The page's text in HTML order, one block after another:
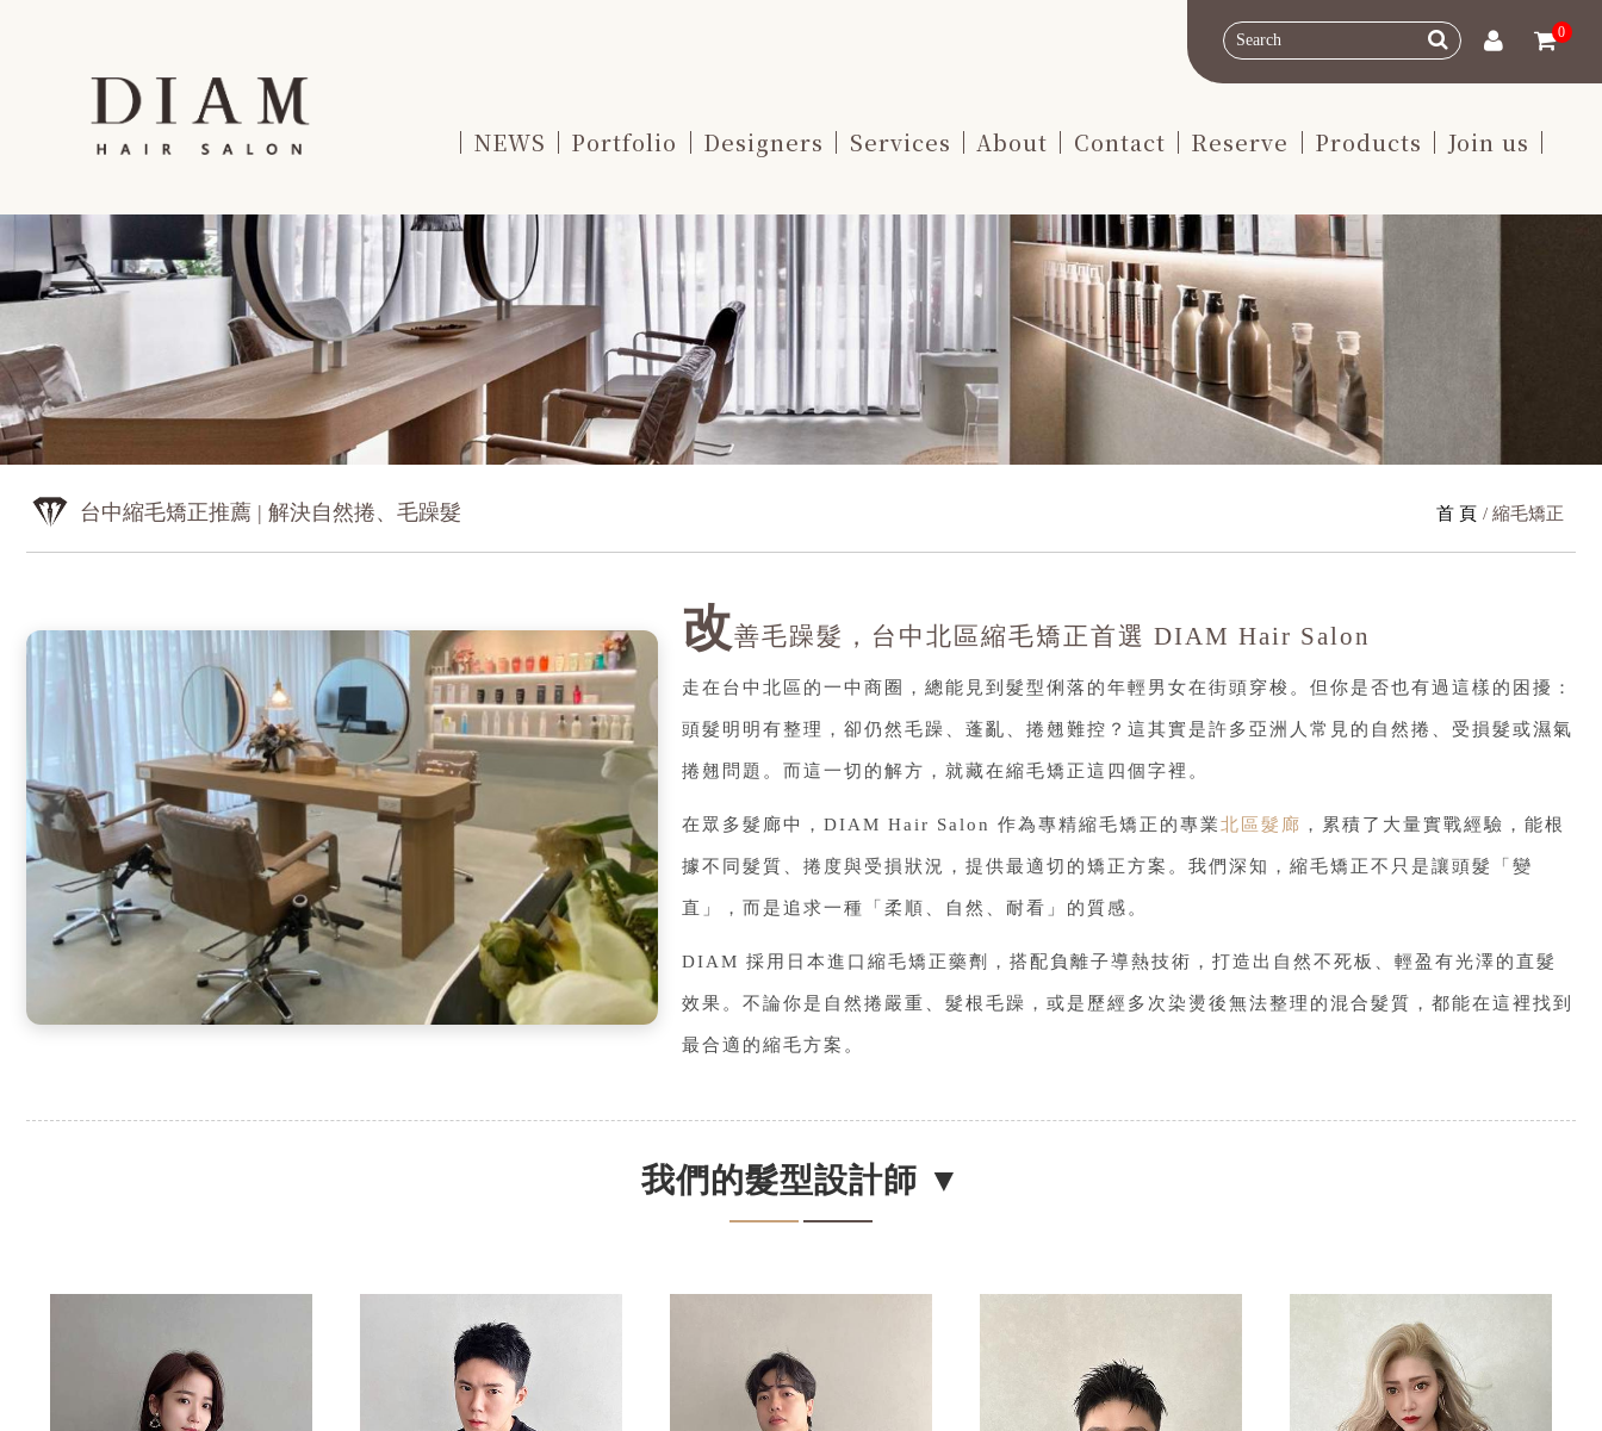
0
NEWS Portfolio Designers Services About Contact Reserve Products Join us
台中縮毛矯正推薦 | 解決自然捲、毛躁髮 首 頁 縮毛矯正
改善毛躁髮，台中北區縮毛矯正首選 DIAM Hair Salon
走在台中北區的一中商圈，總能見到髮型俐落的年輕男女在街頭穿梭。但你是否也有過這樣的困擾：
頭髮明明有整理，卻仍然毛躁、蓬亂、捲翹難控？這其實是許多亞洲人常見的自然捲、受損髮或濕氣
捲翹問題。而這一切的解方，就藏在縮毛矯正這四個字裡。
在眾多髮廊中，DIAM Hair Salon 作為專精縮毛矯正的專業北區髮廊 ，累積了大量實戰經驗，能根
據不同髮質、捲度與受損狀況，提供最適切的矯正方案。我們深知，縮毛矯正不只是讓頭髮「變
直」，而是追求一種「柔順、自然、耐看」的質感。
DIAM 採用日本進口縮毛矯正藥劑，搭配負離子導熱技術，打造出自然不死板、輕盈有光澤的直髮
效果。不論你是自然捲嚴重、髮根毛躁，或是歷經多次染燙後無法整理的混合髮質，都能在這裡找到
最合適的縮毛方案。
我們的髮型設計師 ▼